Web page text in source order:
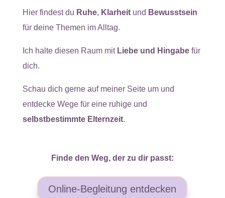
Hier findest du Ruhe, Klarheitund Bewusstsein
für deine Themen im Alltag.
Ich halte diesen Raum mitLiebe und Hingabefür
dich.
Schau dich gerne auf meiner Seite um und
entdecke Wege für eine ruhige und
selbstbestimmte Elternzeit.
Finde den Weg, der zu dir passt:
Online-Begleitung entdecken